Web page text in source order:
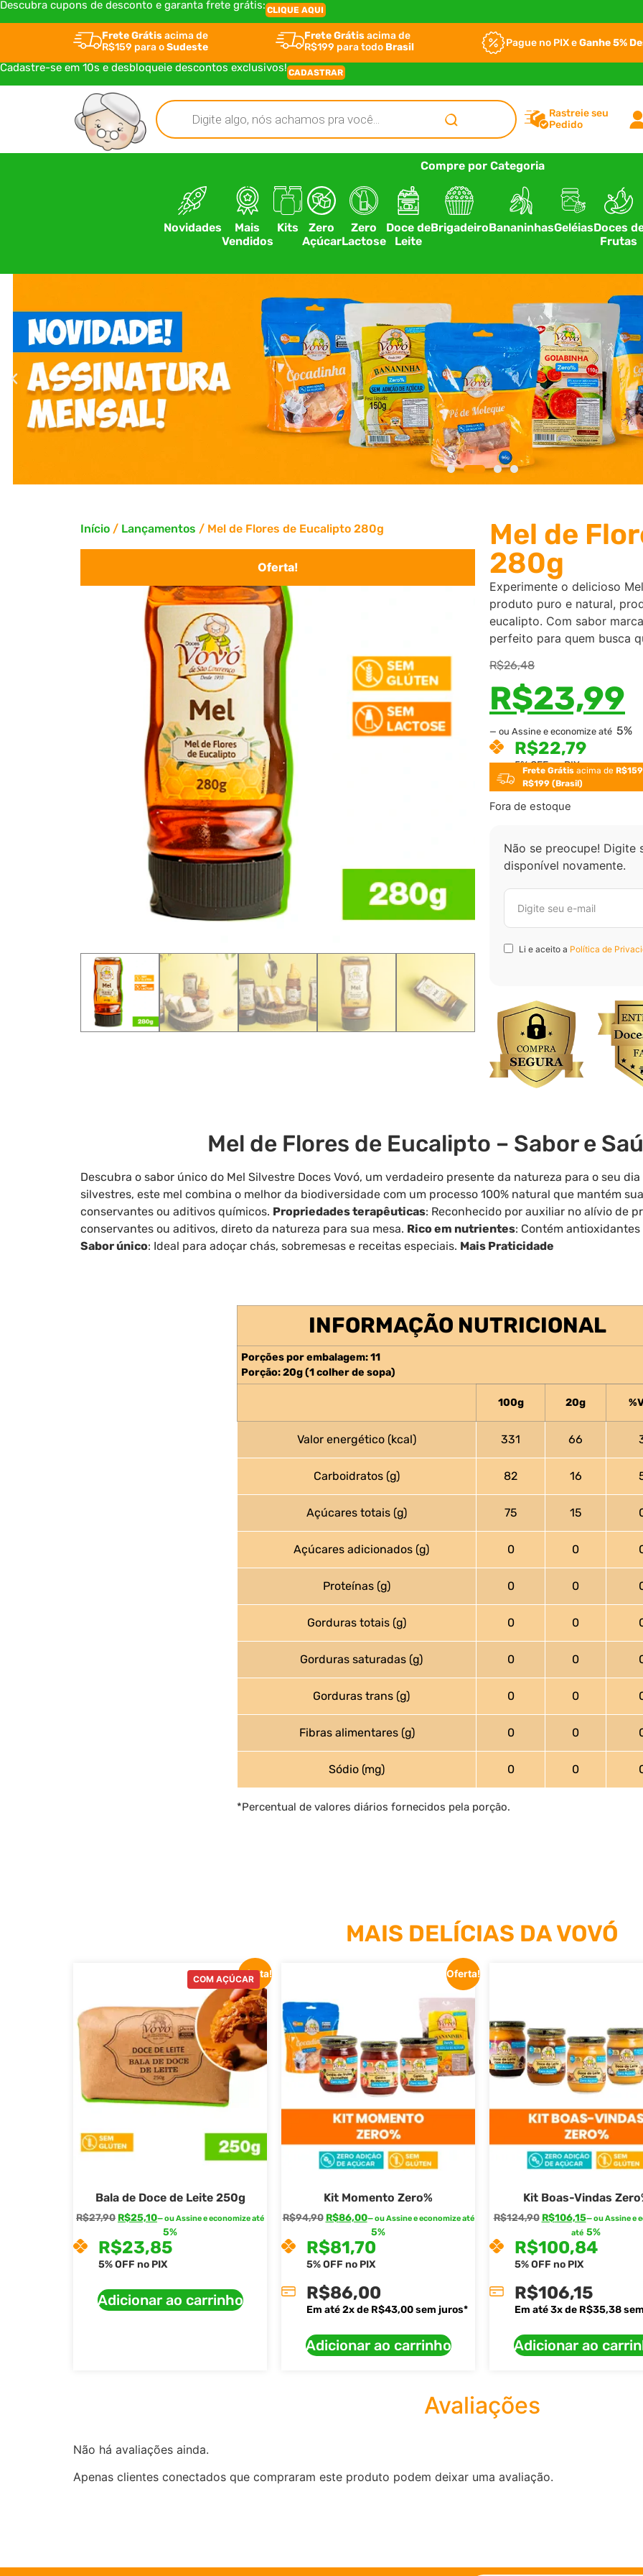
Descubra cupons de desconto e garanta frete grátis: CLIQUE AQUI
Frete Grátisacima de
R$159 para oSudeste
Frete Grátisacima de
R$199 para todo Brasil Pague no PIX eGanhe 5%
Cadastre-se em 10s e desbloqueie descontos exclusivos! CADASTRAR
Rastreie seu
Pedido
Compre por Categoria
Novidades
Mais
Vendidos
Kits
Zero
Açúcar
Zero
Lactose
Doce de
Leite
BrigadeiroBananinhasGeléiasDoces
Frutas
Início / Lançamentos / Mel de Flores de Eucalipto 280g
Oferta!
Mel de
280g
Experimente o delicioso
produto puro e natural,
eucalipto. Com sabor
perfeito para quem busca
R$26,48
R$23,99
— ou Assine e economize até 5%
R$22,79
5% OFF no PIX
Frete Grátis acima de
R$199 (Brasil)
Fora de estoque
Não se preocupe! Digite
disponível novamente.
Li e aceito a Política de
Mel de Flores de Eucalipto – Sabor e
Descubra o sabor único do Mel Silvestre Doces Vovó, um verdadeiro presente da natureza para o seu
silvestres, este mel combina o melhor da biodiversidade com um processo 100% natural que mantém
conservantes ou aditivos químicos. Propriedades terapêuticas: Reconhecido por auxiliar no alívio de
conservantes ou aditivos, direto da natureza para sua mesa. Rico em nutrientes: Contém
Sabor único: Ideal para adoçar chás, sobremesas e receitas especiais. Mais Praticidade
INFORMAÇÃO NUTRICIONAL
Porções por embalagem: 11
Porção: 20g (1 colher de sopa)
100g 20g
Valor energético (kcal) 331 66
Carboidratos (g) 82 16
Açúcares totais (g) 75 15
Açúcares adicionados (g) 0 0
Proteínas (g) 0 0
Gorduras totais (g) 0 0
Gorduras saturadas (g) 0 0
Gorduras trans (g) 0 0
Fibras alimentares (g) 0 0
Sódio (mg) 0 0
*Percentual de valores diários fornecidos pela porção.
MAIS DELÍCIAS DA VOVÓ
COM AÇÚCAROferta!
Bala de Doce de Leite 250g
R$27,90 R$25,10—ou Assine e economize até
5%
R$23,85
5% OFF no PIX
Adicionar ao carrinho
Oferta!
Kit Momento Zero%
R$94,90 R$86,00—ou Assine e economize até
5%
R$81,70
5% OFF no PIX
R$86,00
Em até2x de R$43,00sem juros*
Adicionar ao carrinho
Kit Boas-Vindas
R$124,90 R$106,15—ou Assine e
até 5%
R$100,84
5% OFF no PIX
R$106,15
Em até3x de R$35,38
Adicionar ao
Avaliações
Não há avaliações ainda.
Apenas clientes conectados que compraram este produto podem deixar uma avaliação.